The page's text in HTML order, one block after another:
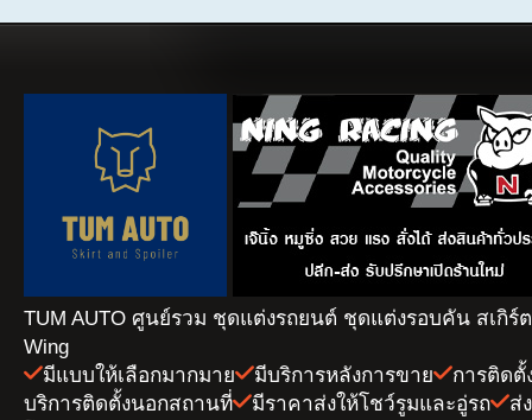
TUM AUTO ศูนย์รวม ชุดแต่งรถยนต์ ชุดแต่งรอบคัน สเกิร์
Wing
มีแบบให้เลือกมากมาย
มีบริการหลังการขาย
การติดตั้
บริการติดตั้งนอกสถานที่
มีราคาส่งให้โชว์รูมและอู่รถ
ส่